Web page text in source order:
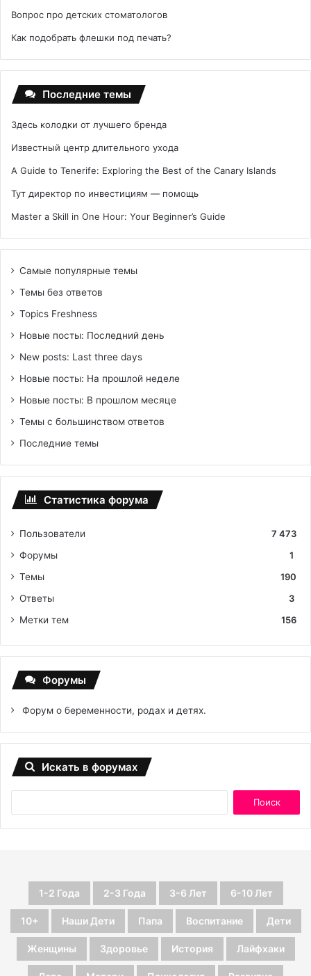
Вопрос про детских стоматологов
Как подобрать флешки под печать?
Последние темы
Здесь колодки от лучшего бренда
Известный центр длительного ухода
A Guide to Tenerife: Exploring the Best of the Canary Islands
Тут директор по инвестициям — помощь
Master a Skill in One Hour: Your Beginner’s Guide
Самые популярные темы
Темы без ответов
Topics Freshness
Новые посты: Последний день
New posts: Last three days
Новые посты: На прошлой неделе
Новые посты: В прошлом месяце
Темы с большинством ответов
Последние темы
Статистика форума
Пользователи
7 473
Форумы
1
Темы
190
Ответы
3
Метки тем
156
Форумы
Форум о беременности, родах и детях.
Искать в форумах
1-2 Года 2-3 Года 3-6 Лет 6-10 Лет
10+ Наши Дети Папа Воспитание Дети
Женщины Здоровье История Лайфхаки